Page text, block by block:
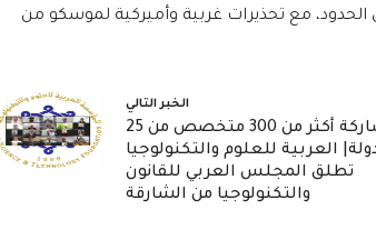
مع تحذيرات غربية وأميركية لموسكو من
الخبر التالي
بمشاركة أكثر من 300 متخصص من 25
العربية للعلوم والتكنولوجيا
تطلق المجلس العربي للقانون
والتكنولوجيا من الشارقة